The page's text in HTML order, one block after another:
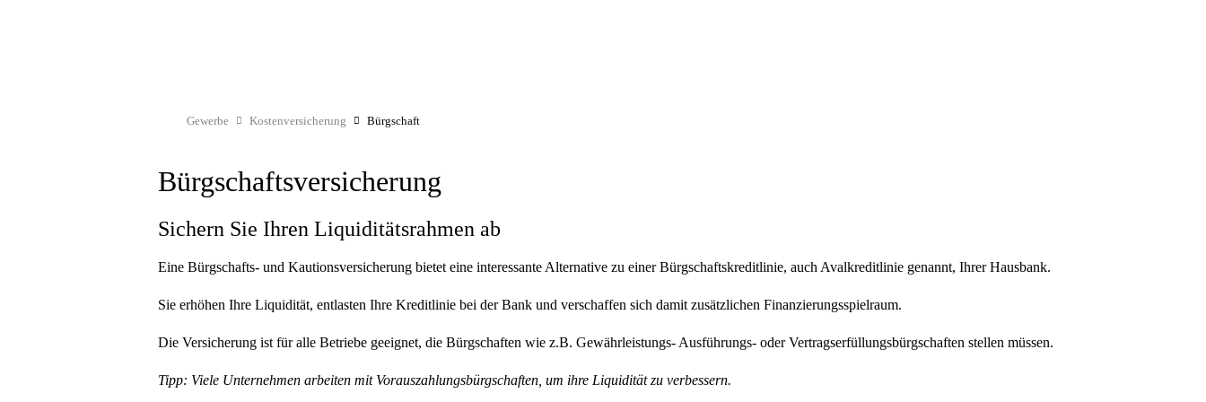
Gewerbe Kostenversicherung Bürgschaft
Bürgschaftsversicherung
Sichern Sie Ihren Liquiditätsrahmen ab
Eine Bürgschafts- und Kautionsversicherung bietet eine interessante Alternative zu einer Bürgschaftskreditlinie, auch Avalkreditlinie genannt, Ihrer Hausbank.
Sie erhöhen Ihre Liquidität, entlasten Ihre Kreditlinie bei der Bank und verschaffen sich damit zusätzlichen Finanzierungsspielraum.
Die Versicherung ist für alle Betriebe geeignet, die Bürgschaften wie z.B. Gewährleistungs- Ausführungs- oder Vertragserfüllungsbürgschaften stellen müssen.
Tipp: Viele Unternehmen arbeiten mit Vorauszahlungsbürgschaften, um ihre Liquidität zu verbessern.